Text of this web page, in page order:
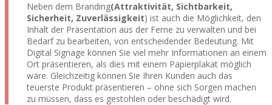
Neben dem Branding(Attraktivität, Sichtbarkeit,
Sicherheit, Zuverlässigkeit) ist auch die Möglichkeit, den
Inhalt der Präsentation aus der Ferne zu verwalten und bei
Bedarf zu bearbeiten, von entscheidender Bedeutung. Mit
Digital Signage können Sie viel mehr Informationen an einem
Ort präsentieren, als dies mit einem Papierplakat möglich
wäre. Gleichzeitig können Sie Ihren Kunden auch das
teuerste Produkt präsentieren – ohne sich Sorgen machen
zu müssen, dass es gestohlen oder beschädigt wird.